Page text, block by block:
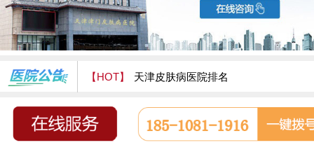
【HOT】 天津皮肤病医院排名
天津津门皮肤病医院怎么样